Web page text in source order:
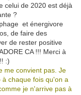
celui de 2020 est déjà
?
et énergivore
de faire des
de rester positive
CA !!! Merci à
:)
me convient pas. Je
chaque fois qu'on a
je n'arrive pas à